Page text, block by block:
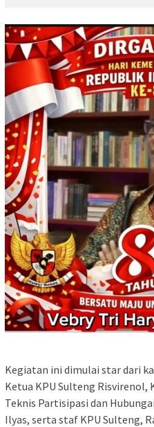
Kegiatan ini dimulai star dari
Ketua KPU Sulteng Risvirenol,
Teknis Partisipasi dan
Ilyas, serta staf KPU Sulteng,